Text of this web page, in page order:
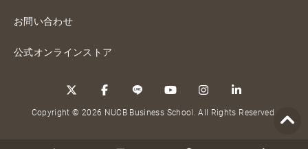
お問い合わせ
公式オンラインストア
Copyright © 2026 NUCB Business School. All Rights Reserved.